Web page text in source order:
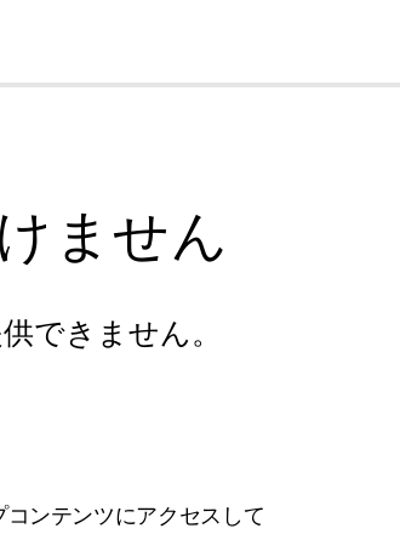
ません
できません。
ンテンツにアクセスして